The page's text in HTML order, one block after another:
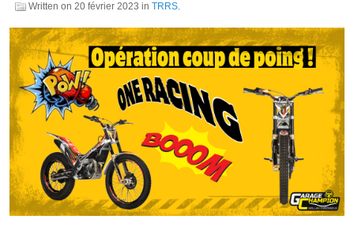
Written on 20 février 2023 in TRRS.